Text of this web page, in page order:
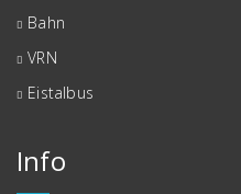
Bahn
VRN
Eistalbus
Info